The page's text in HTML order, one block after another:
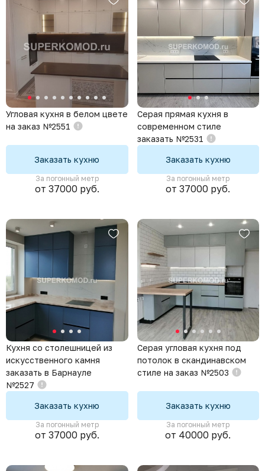
Угловая кухня в белом цвете
на заказ №2551
Заказать кухню
За погонный метр
от 37000 руб.
Серая прямая кухня в
современном стиле
заказать №2531
Заказать кухню
За погонный метр
от 37000 руб.
Кухня со столешницей из
искусственного камня
заказать в Барнауле
№2527
Заказать кухню
За погонный метр
от 37000 руб.
Серая угловая кухня под
потолок в скандинавском
стиле на заказ №2503
Заказать кухню
За погонный метр
от 40000 руб.